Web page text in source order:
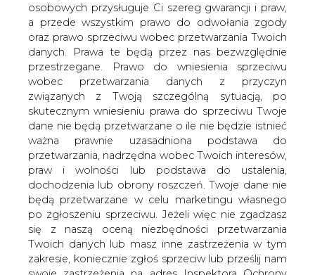
osobowych przysługuje Ci szereg gwarancji i praw,
a przede wszystkim prawo do odwołania zgody
oraz prawo sprzeciwu wobec przetwarzania Twoich
danych. Prawa te będą przez nas bezwzględnie
przestrzegane. Prawo do wniesienia sprzeciwu
wobec przetwarzania danych z przyczyn
związanych z Twoją szczególną sytuacją, po
skutecznym wniesieniu prawa do sprzeciwu Twoje
dane nie będą przetwarzane o ile nie będzie istnieć
ważna prawnie uzasadniona podstawa do
przetwarzania, nadrzędna wobec Twoich interesów,
praw i wolności lub podstawa do ustalenia,
dochodzenia lub obrony roszczeń. Twoje dane nie
będą przetwarzane w celu marketingu własnego
po zgłoszeniu sprzeciwu. Jeżeli więc nie zgadzasz
się z naszą oceną niezbędności przetwarzania
Twoich danych lub masz inne zastrzeżenia w tym
zakresie, koniecznie zgłoś sprzeciw lub prześlij nam
KAS zatrzymała cysterny z
nielegalnym transportem paliwa
Funkcjonariusze podkarpackiej
Krajowej Administracji Skarbowej (KAS),
podczas monitorowania drogowego
przewozu towarów, wykryli
niezgłoszony transport produktów